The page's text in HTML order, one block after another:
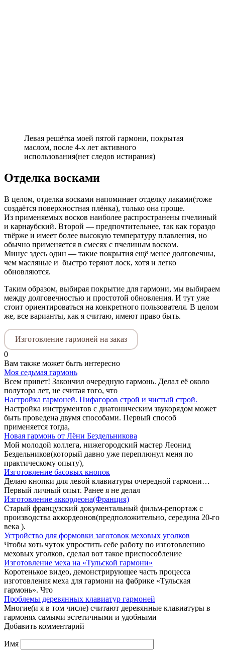
Левая решётка моей пятой гармони, покрытая
маслом, после 4-х лет активного
использования(нет следов истирания)
Отделка восками
В целом, отделка восками напоминает отделку лаками(тоже
создаётся поверхностная плёнка), только она проще.
Из применяемых восков наиболее распространены пчелиный
и карнаубский. Второй — предпочтительнее, так как гораздо
твёрже и имеет более высокую температуру плавления, но
обычно применяется в смесях с пчелиным воском.
Минус здесь один — такие покрытия ещё менее долговечны,
чем масляные и быстро теряют лоск, хотя и легко
обновляются.
Таким образом, выбирая покрытие для гармони, мы выбираем
между долговечностью и простотой обновления. И тут уже
стоит ориентироваться на конкретного пользователя. В целом
же, все варианты, как я считаю, имеют право быть.
Изготовление гармоней на заказ
0
Вам также может быть интересно
Моя седьмая гармонь
Всем привет! Закончил очередную гармонь. Делал её около
полутора лет, не считая того, что
Настройка гармоней. Пифагоров строй и чистый строй.
Настройка инструментов с диатоническим звукорядом может
быть проведена двумя способами. Первый способ
применяется тогда,
Новая гармонь от Лёни Бездельникова
Мой молодой коллега, нижегородский мастер Леонид
Бездельников(который давно уже переплюнул меня по
практическому опыту),
Изготовление басовых кнопок
Делаю кнопки для левой клавиатуры очередной гармони…
Первый личный опыт. Ранее я не делал
Изготовление аккордеона(Франция)
Старый французский документальный фильм-репортаж с
производства аккордеонов(предположительно, середина 20-го
века ).
Устройство для формовки заготовок меховых уголков
Чтобы хоть чуток упростить себе работу по изготовлению
меховых уголков, сделал вот такое приспособление
Изготовление меха на «Тульской гармони»
Коротенькое видео, демонстрирующее часть процесса
изготовления меха для гармони на фабрике «Тульская
гармонь». Что
Проблемы деревянных клавиатур гармоней
Многие(и я в том числе) считают деревянные клавиатуры в
гармонях самыми эстетичными и удобными
Добавить комментарий
Имя